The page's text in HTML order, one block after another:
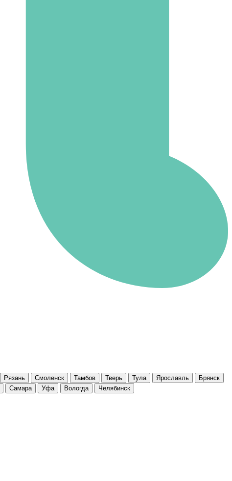
Рязань Смоленск Тамбов Тверь Тула Ярославль
Брянск
Самара Уфа Вологда Челябинск